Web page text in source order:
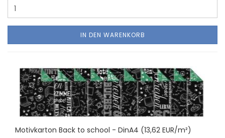
IN DEN WARENKORB
Mo­tiv­kar­ton Back to school - DinA4 (13,62 EUR/m²)